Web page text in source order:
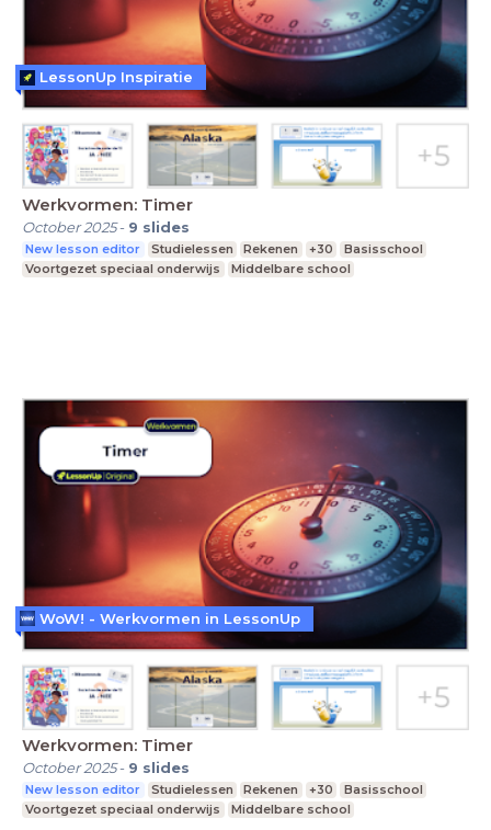
Werkvormen: Timer
October 2025- 9 slides
New lesson editor Studielessen Rekenen +30
Basisschool
Voortgezet speciaal onderwijs
Middelbare school
LessonUp Inspiratie
Werkvormen: Timer
October 2025- 9 slides
New lesson editor Studielessen Rekenen +30
Basisschool
Voortgezet speciaal onderwijs
Middelbare school
WoW! - Werkvormen in LessonUp